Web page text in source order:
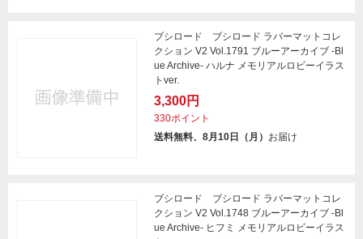
ブシロード ブシロード ラバーマットコレ
クション V2 Vol.1791 ブルーアーカイブ -Bl
ue Archive- ハルナ メモリアルロビーイラス
トver.
3,300円
330ポイント
送料無料、8月10日（月） お届け
ブシロード ブシロード ラバーマットコレ
クション V2 Vol.1748 ブルーアーカイブ -Bl
ue Archive- ヒフミ メモリアルロビーイラス